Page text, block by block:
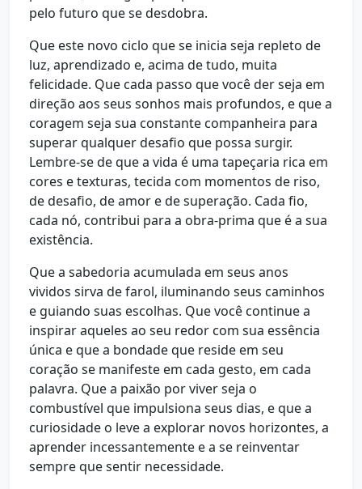
pelo futuro que se desdobra.
Que este novo ciclo que se inicia seja repleto de
luz, aprendizado e, acima de tudo, muita
felicidade. Que cada passo que você der seja em
direção aos seus sonhos mais profundos, e que a
coragem seja sua constante companheira para
superar qualquer desafio que possa surgir.
Lembre-se de que a vida é uma tapeçaria rica em
cores e texturas, tecida com momentos de riso,
de desafio, de amor e de superação. Cada fio,
cada nó, contribui para a obra-prima que é a sua
existência.
Que a sabedoria acumulada em seus anos
vividos sirva de farol, iluminando seus caminhos
e guiando suas escolhas. Que você continue a
inspirar aqueles ao seu redor com sua essência
única e que a bondade que reside em seu
coração se manifeste em cada gesto, em cada
palavra. Que a paixão por viver seja o
combustível que impulsiona seus dias, e que a
curiosidade o leve a explorar novos horizontes, a
aprender incessantemente e a se reinventar
sempre que sentir necessidade.